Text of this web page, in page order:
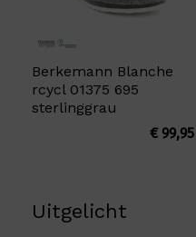
Berkemann Blanche
rcycl 01375 695
sterlinggrau
€99,95
Uitgelicht